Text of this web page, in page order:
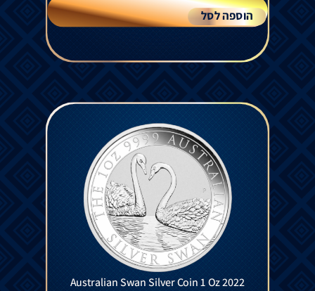
הוספה לסל
Australian Swan Silver Coin 1 Oz 2022